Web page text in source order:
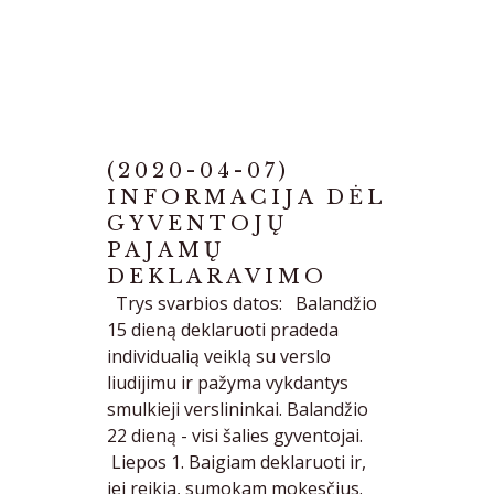
(2020-04-07)
INFORMACIJA DĖL
GYVENTOJŲ
PAJAMŲ
DEKLARAVIMO
Trys svarbios datos: Balandžio
15 dieną deklaruoti pradeda
individualią veiklą su verslo
liudijimu ir pažyma vykdantys
smulkieji verslininkai. Balandžio
22 dieną - visi šalies gyventojai.
Liepos 1. Baigiam deklaruoti ir,
jei reikia, sumokam mokesčius.